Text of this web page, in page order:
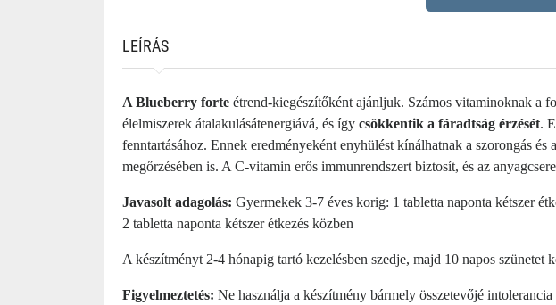
LEÍRÁS
A Blueberry forte étrend-kiegészítőként ajánljuk. Számos vitaminoknak a
élelmiszerek átalakulásátenergiává, és így csökkentik a fáradtság érzését.
fenntartásához. Ennek eredményeként enyhülést kínálhatnak a szorongás
megőrzésében is. A C-vitamin erős immunrendszert biztosít, és az
Javasolt adagolás: Gyermekek 3-7 éves korig: 1 tabletta naponta kétszer
2 tabletta naponta kétszer étkezés közben
A készítményt 2-4 hónapig tartó kezelésben szedje, majd 10 napos szünetet
Figyelmeztetés: Ne használja a készítmény bármely összetevőjé intolerancia